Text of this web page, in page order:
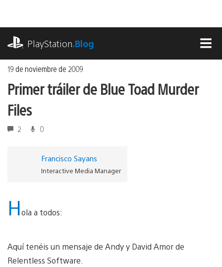
contenido
PlayStation.Blog
19 de noviembre de 2009
Primer tráiler de Blue Toad Murder
Files
2 0
Francisco Sayans
Interactive Media Manager
Hola a todos:
Aquí tenéis un mensaje de Andy y David Amor de
Relentless Software.